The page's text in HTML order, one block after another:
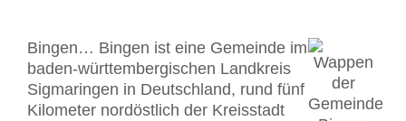
Bingen… Bingen ist eine Gemeinde im
baden-württembergischen Landkreis
Sigmaringen in Deutschland, rund fünf
Kilometer nordöstlich der Kreisstadt